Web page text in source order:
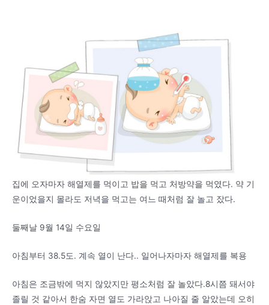
집에 오자마자 해열제를 먹이고 밥을 먹고 처방약을 먹였다. 약 기
운이었을지 몰라도 저녁을 먹고는 여느 때처럼 잘 놀고 잤다.
둘째날 9월 14일 수요일
아침부터 38.5도. 계속 열이 난다.. 일어나자마자 해열제를 복용
아침은 조금밖에 먹지 않았지만 평소처럼 잘 놀았다.8시쯤 돼서야
졸릴 것 같아서 한숨 자면 열도 가라앉고 나아질 줄 알았는데 오히